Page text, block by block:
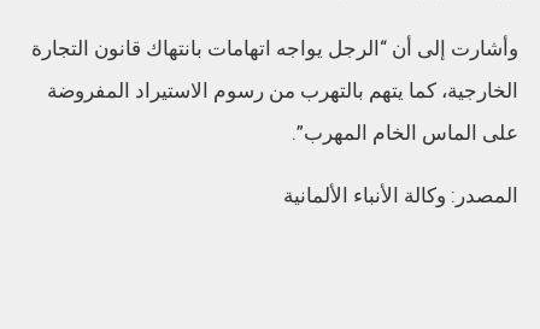
وأشارت إلى أن “الرجل يواجه اتهامات بانتهاك قانون التجارة
الخارجية، كما يتهم بالتهرب من رسوم الاستيراد المفروضة
على الماس الخام المهرب”.
المصدر: وكالة الأنباء الألمانية